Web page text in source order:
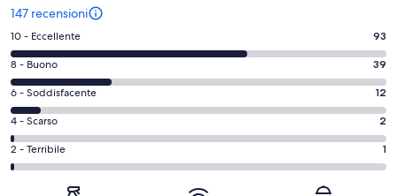
147 recensioni
Valutazione
di
10
-
Eccellente.
93
su
147
recensioni
10 - Eccellente 93
Valutazione
di
8
-
Buono.
39
8 - Buono 39
Valutazione
di
6
-
Soddisfacente.
6 - Soddisfacente 12
Valutazione
di
4
4 - Scarso 2
Valutazione
di
2 - Terribile 1